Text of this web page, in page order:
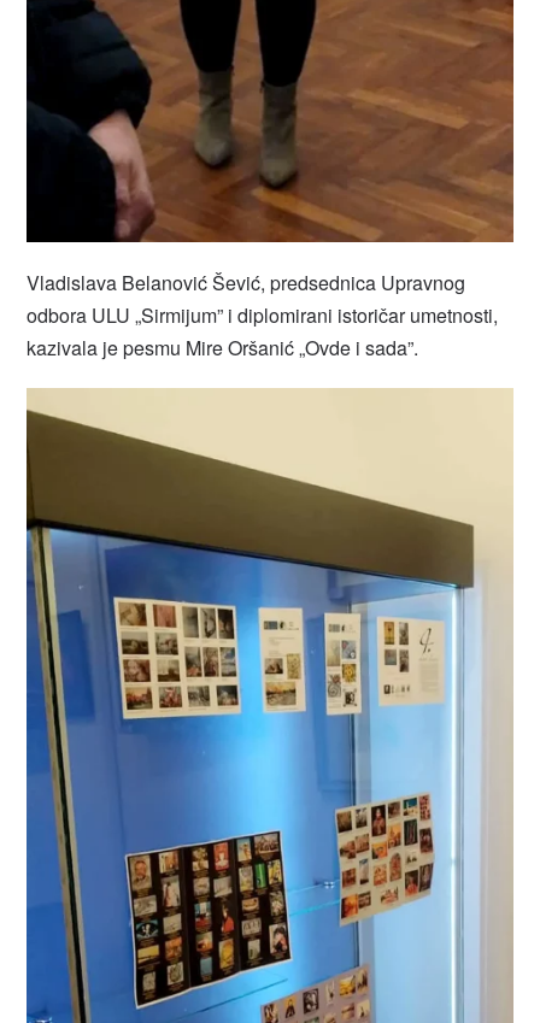
Vladislava Belanović Šević, predsednica Upravnog
odbora ULU „Sirmijum” i diplomirani istoričar umetnosti,
kazivala je pesmu Mire Oršanić „Ovde i sada”.